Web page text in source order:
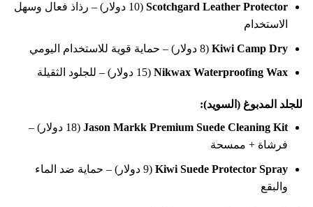
Scotchgard Leather Protector
(10 دولار) – رذاذ فعال وسهل
الاستخدام
Kiwi Camp Dry(8 دولار) – حماية قوية للاستخدام اليومي
Nikwax Waterproofing Wax(15 دولار) – للجلود الثقيلة
للجلد المدبوغ (السويد):
Jason Markk Premium Suede Cleaning Kit
(18 دولار) –
فرشاة + ممسحة
Kiwi Suede Protector Spray
(9 دولار) – حماية ضد الماء
والبقع